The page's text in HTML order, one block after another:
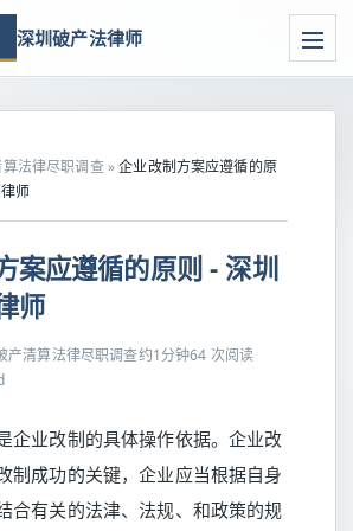
深圳破产法律师
法律尽职调查»企业改制方案应遵循的原
师
案应遵循的原则 - 深圳
师
产清算法律尽职调查约1分钟64 次阅读
企业改制的具体操作依据。企业改
制成功的关键，企业应当根据自身
合有关的法津、法规、和政策的规